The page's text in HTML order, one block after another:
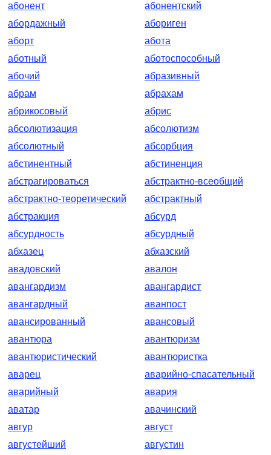
абонент
абонентский
абордажный
абориген
аборт
абота
аботный
аботоспособный
абочий
абразивный
абрам
абрахам
абрикосовый
абрис
абсолютизация
абсолютизм
абсолютный
абсорбция
абстинентный
абстиненция
абстрагироваться
абстрактно-всеобщий
абстрактно-теоретический
абстрактный
абстракция
абсурд
абсурдность
абсурдный
абхазец
абхазский
авадовский
авалон
авангардизм
авангардист
авангардный
аванпост
авансированный
авансовый
авантюра
авантюризм
авантюристический
авантюристка
аварец
аварийно-спасательный
аварийный
авария
аватар
авачинский
авгур
август
августейший
августин